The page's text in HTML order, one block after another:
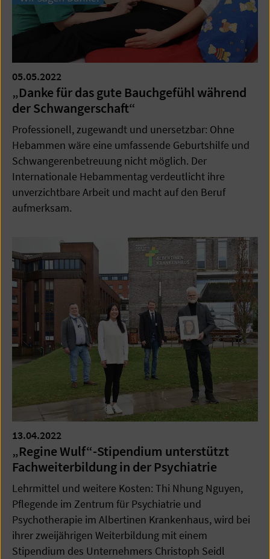
05.05.2022
„Danke für das gute Bauchgefühl während
der Schwangerschaft“
Professionell, zugewandt und unersetzbar: Ohne
Hebammen wäre eine umfassende Geburtshilfe und
Schwangerenbetreuung nicht möglich. Der
Internationale Hebammentag verdeutlicht ihre
unverzichtbare Arbeit und macht auf den Beruf
aufmerksam.
13.04.2022
„Regine Wulf“-Stipendium unterstützt
Fachweiterbildung in der Psychiatrie
Lehrmittel und weitere Kosten: Thi Nhung Nguyen,
Pflegende im Zentrum für Psychiatrie und
Psychotherapie im Albertinen Krankenhaus, wird bei
ihrer zweijährigen Weiterbildung mit einem
Stipendium des Unternehmers Christoph Seidl